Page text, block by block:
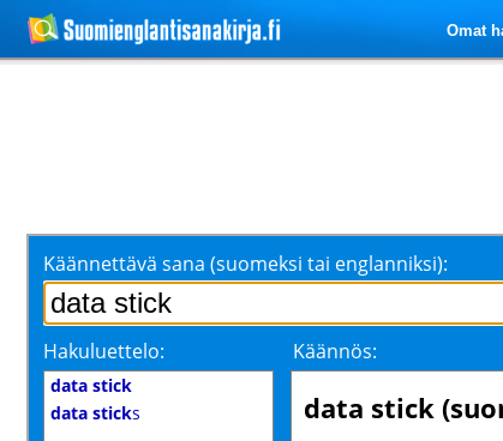
Omat
Käännettävä sana (suomeksi tai englanniksi):
Hakuluettelo: Käännös:
data stick
data sticks data stick